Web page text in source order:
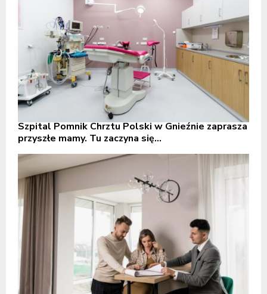
Szpital Pomnik Chrztu Polski w Gnieźnie zaprasza
przyszłe mamy. Tu zaczyna się...